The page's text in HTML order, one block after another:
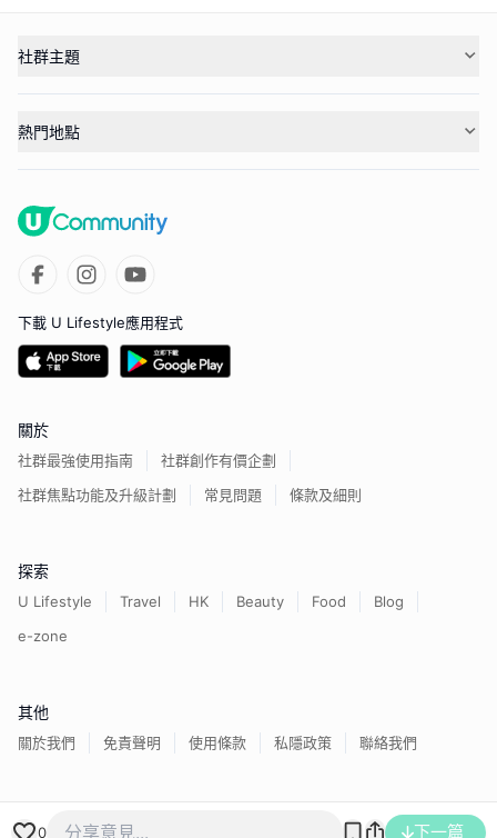
0 下一篇
社群主題
熱門地點
下載 U Lifestyle應用程式
關於
社群最強使用指南
社群創作有價企劃
社群焦點功能及升級計劃
常見問題 條款及細則
探索
U Lifestyle Travel HK Beauty Food
Blog
e-zone
其他
關於我們 免責聲明 使用條款 私隱政策 聯絡我們
香港經濟日報版權所有©